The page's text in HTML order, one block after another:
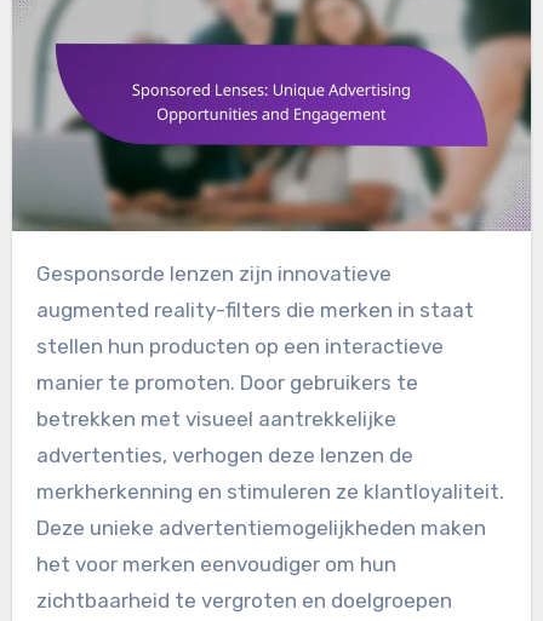
Gesponsorde lenzen zijn innovatieve
augmented reality-filters die merken in staat
stellen hun producten op een interactieve
manier te promoten. Door gebruikers te
betrekken met visueel aantrekkelijke
advertenties, verhogen deze lenzen de
merkherkenning en stimuleren ze klantloyaliteit.
Deze unieke advertentiemogelijkheden maken
het voor merken eenvoudiger om hun
zichtbaarheid te vergroten en doelgroepen